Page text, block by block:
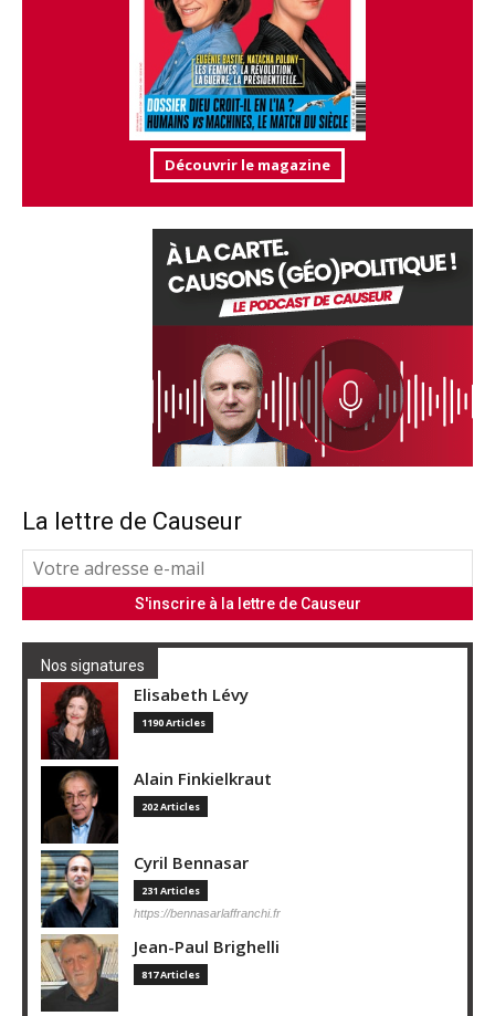
Découvrir le magazine
La lettre de Causeur
Nos signatures
Elisabeth Lévy
1190 Articles
Alain Finkielkraut
202 Articles
Cyril Bennasar
231 Articles
https://bennasarlaffranchi.fr
Jean-Paul Brighelli
817 Articles